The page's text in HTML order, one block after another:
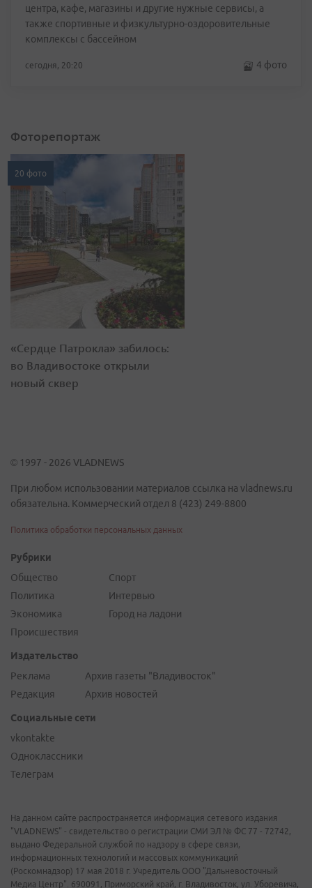
центра, кафе, магазины и другие нужные сервисы, а
также спортивные и физкультурно-оздоровительные
комплексы с бассейном
сегодня, 20:20 4 фото
Фоторепортаж
20 фото
«Сердце Патрокла» забилось:
во Владивостоке открыли
новый сквер
© 1997 - 2026 VLADNEWS
При любом использовании материалов ссылка на vladnews.ru
обязательна. Коммерческий отдел 8 (423) 249-8800
Политика обработки персональных данных
Рубрики
Общество
Политика
Экономика
Происшествия
Спорт
Интервью
Город на ладони
Издательство
Реклама
Редакция
Архив газеты "Владивосток"
Архив новостей
Социальные сети
vkontakte
Одноклассники
Телеграм
На данном сайте распространяется информация сетевого издания
"VLADNEWS" - свидетельство о регистрации СМИ ЭЛ № ФС 77 - 72742,
выдано Федеральной службой по надзору в сфере связи,
информационных технологий и массовых коммуникаций
(Роскомнадзор) 17 мая 2018 г. Учредитель ООО "Дальневосточный
Медиа Центр". 690091, Приморский край, г. Владивосток, ул. Уборевича,